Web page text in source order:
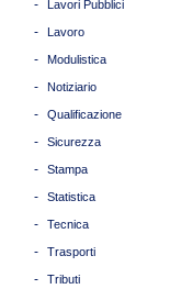
- Lavori Pubblici
- Lavoro
- Modulistica
- Notiziario
- Qualificazione
- Sicurezza
- Stampa
- Statistica
- Tecnica
- Trasporti
- Tributi